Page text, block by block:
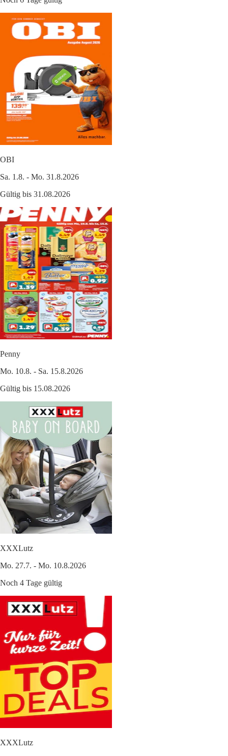
OBI
Sa. 1.8. - Mo. 31.8.2026
Gültig bis 31.08.2026
Penny
Mo. 10.8. - Sa. 15.8.2026
Gültig bis 15.08.2026
XXXLutz
Mo. 27.7. - Mo. 10.8.2026
Noch 4 Tage gültig
XXXLutz